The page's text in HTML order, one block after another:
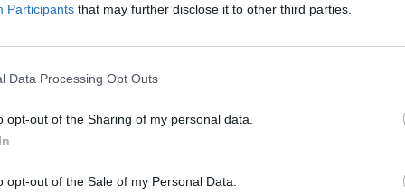
Participants that may further disclose it to other third parties.
Data Processing Opt Outs
opt-out of the Sharing of my personal data.
opt-out of the Sale of my Personal Data.
θα υποστηρίξουν πως αυτό δικαιολογείται από
regular season η οποία ξεκίνησε τελικά
ήταν δευτερεύον. Τουλάχιστον συγκρινόμενο
το δικαίωμα να προσεγγίσουν όποιον παίκτη
όπως ο Ντιρκ Νοβίτσκι, ο Πολ Πιρς και ο Βινς
Νιγηριανής καταγωγής σέντερ Μάικλ Ολοβοκάντι.
την Ευρώπη, όπου με τη φανέλα της Μπολόνια